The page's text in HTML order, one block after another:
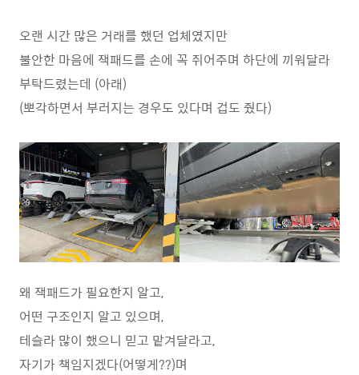
오랜 시간 많은 거래를 했던 업체였지만
불안한 마음에 잭패드를 손에 꼭 쥐어주며 하단에 끼워달라
부탁드렸는데 (아래)
(뽀각하면서 부러지는 경우도 있다며 겁도 줬다)
왜 잭패드가 필요한지 알고,
어떤 구조인지 알고 있으며,
테슬라 많이 했으니 믿고 맡겨달라고,
자기가 책임지겠다(어떻게??)며